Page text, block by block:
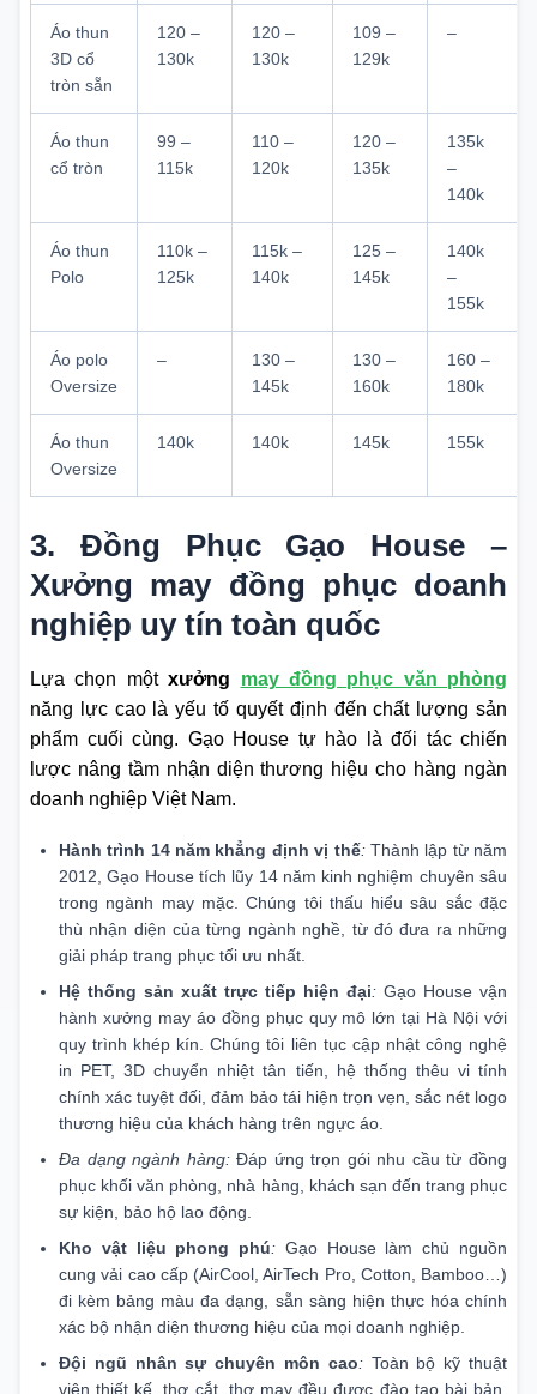
Áo thun
3D cổ
tròn sẵn
120 –
130k
120 –
130k
109 –
129k
–
Áo thun
cổ tròn
99 –
115k
110 –
120k
120 –
135k
135k
–
140k
Áo thun
Polo
110k –
125k
115k –
140k
125 –
145k
140k
–
155k
Áo polo
Oversize
–
130 –
145k
130 –
160k
160 –
180k
Áo thun
Oversize
140k 140k 145k 155k
3. Đồng Phục Gạo House –
Xưởng may đồng phục doanh
nghiệp uy tín toàn quốc
Lựa chọn mộtxưởng may đồng phục văn phòng
năng lực cao là yếu tố quyết định đến chất lượng sản
phẩm cuối cùng. Gạo House tự hào là đối tác chiến
lược nâng tầm nhận diện thương hiệu cho hàng ngàn
doanh nghiệp Việt Nam.
Hành trình 14 năm khẳng định vị thế:Thành lập từ năm
2012, Gạo House tích lũy 14 năm kinh nghiệm chuyên sâu
trong ngành may mặc. Chúng tôi thấu hiểu sâu sắc đặc
thù nhận diện của từng ngành nghề, từ đó đưa ra những
giải pháp trang phục tối ưu nhất.
Hệ thống sản xuất trực tiếp hiện đại: Gạo House vận
hành xưởng may áo đồng phục quy mô lớn tại Hà Nội với
quy trình khép kín. Chúng tôi liên tục cập nhật công nghệ
in PET, 3D chuyển nhiệt tân tiến, hệ thống thêu vi tính
chính xác tuyệt đối, đảm bảo tái hiện trọn vẹn, sắc nét logo
thương hiệu của khách hàng trên ngực áo.
Đa dạng ngành hàng:Đáp ứng trọn gói nhu cầu từ đồng
phục khối văn phòng, nhà hàng, khách sạn đến trang phục
sự kiện, bảo hộ lao động.
Kho vật liệu phong phú: Gạo House làm chủ nguồn
cung vải cao cấp (AirCool, AirTech Pro, Cotton, Bamboo…)
đi kèm bảng màu đa dạng, sẵn sàng hiện thực hóa chính
xác bộ nhận diện thương hiệu của mọi doanh nghiệp.
Đội ngũ nhân sự chuyên môn cao:Toàn bộ kỹ thuật
viên thiết kế, thợ cắt, thợ may đều được đào tạo bài bản,